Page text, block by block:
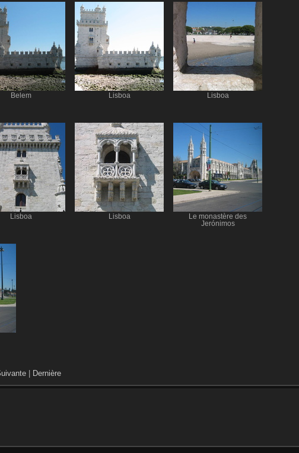
Belem Lisboa Lisboa
Lisboa Lisboa
Le monastère des
Jerónimos
Dernière